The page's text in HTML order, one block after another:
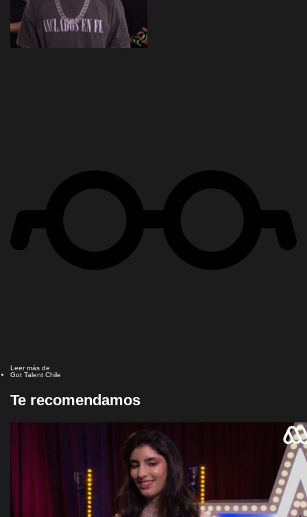
Leer más de
Got Talent Chile
Te recomendamos